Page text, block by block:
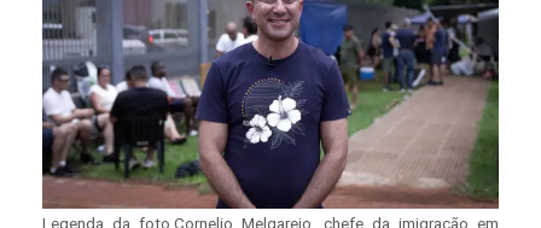
Legenda da foto,Cornelio Melgarejo, chefe da imigração em